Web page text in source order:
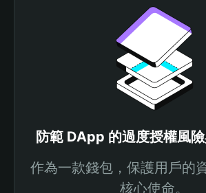
防範 DApp 的過度授權風
作為一款錢包，保護用戶的
核心使命。